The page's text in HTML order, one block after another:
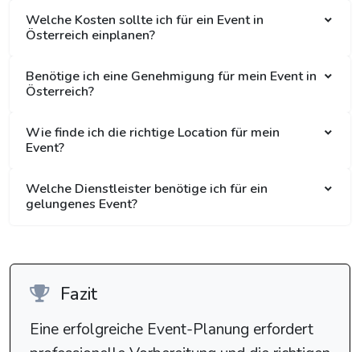
Welche Kosten sollte ich für ein Event in
Österreich einplanen?
Benötige ich eine Genehmigung für mein Event in
Österreich?
Wie finde ich die richtige Location für mein
Event?
Welche Dienstleister benötige ich für ein
gelungenes Event?
Fazit
Eine erfolgreiche Event-Planung erfordert